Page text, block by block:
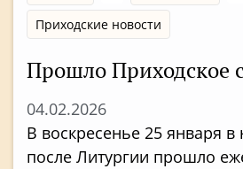
Приходские новости
Прошло Приходское
04.02.2026
В воскресенье 25 января
после Литургии прошло